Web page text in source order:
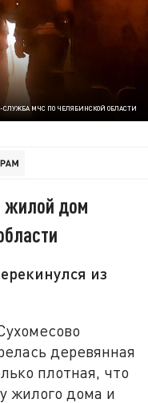
СЛУЖБА МЧС ПО ЧЕЛЯБИНСКОЙ ОБЛАСТИ
жилой дом
из
деревянная
плотная, что
жилого дома и